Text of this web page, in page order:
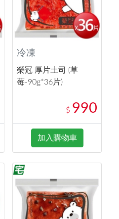
冷凍
榮冠 厚片土司 (草
莓-90g*36片)
$ 990
加入購物車